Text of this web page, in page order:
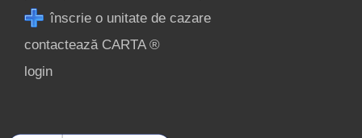
înscrie o unitate de cazare
contactează CARTA ®
login